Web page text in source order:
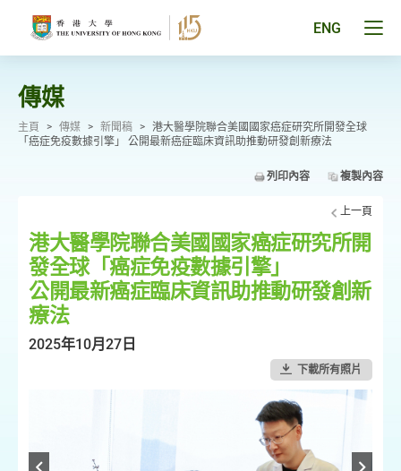
ENG
傳媒
主頁 > 傳媒 > 新聞稿 > 港大醫學院聯合美國國家癌症研究所開發全球
「癌症免疫數據引擎」 公開最新癌症臨床資訊助推動研發創新療法
列印內容 複製內容
上一頁
港大醫學院聯合美國國家癌症研究所開
發全球「癌症免疫數據引擎」
公開最新癌症臨床資訊助推動研發創新
療法
2025年10月27日
下載所有照片